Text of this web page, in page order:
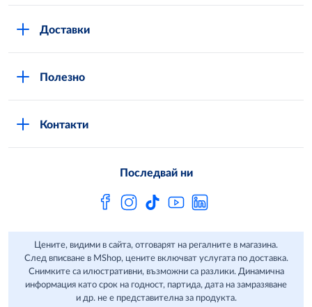
METRO AG
Доставки
Полезно
Контакти
Последвай ни
Цените, видими в сайта, отговарят на регалните в магазина.
След вписване в MShop, цените включват услугата по доставка.
Снимките са илюстративни, възможни са разлики. Динамична
информация като срок на годност, партида, дата на замразяване
и др. не е представителна за продукта.